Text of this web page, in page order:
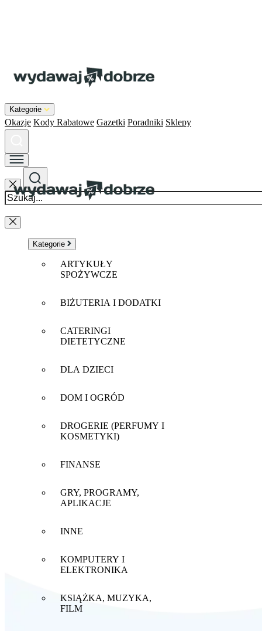
Kategorie
Okazje Kody Rabatowe Gazetki Poradniki Sklepy
Kategorie
ARTYKUŁY
SPOŻYWCZE
BIŻUTERIA I DODATKI
CATERINGI
DIETETYCZNE
DLA DZIECI
DOM I OGRÓD
DROGERIE (PERFUMY I
KOSMETYKI)
FINANSE
GRY, PROGRAMY,
APLIKACJE
INNE
KOMPUTERY I
ELEKTRONIKA
KSIĄŻKA, MUZYKA,
FILM